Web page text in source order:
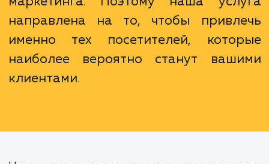
Неважно, сколько людей
ваш сайт каждый день, если
принимают желаемых
Целевой трафик - это ключ к
маркетинга. Поэтому наша